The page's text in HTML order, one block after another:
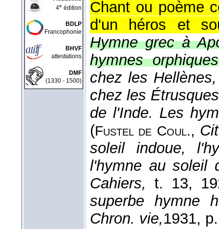
4e édition
BDLP
Francophonie
BHVF
attestations
DMF
(1330 - 1500)
Chant ou poème
d'un héros et
Hymne grec à
hymnes
chez les
chez les
de l'Inde. Les
(Fustel de Coul.,
soleil indoue,
l'hymne au soleil
Cahiers, t. 13,
superbe hymne
Chron. vie,1931,